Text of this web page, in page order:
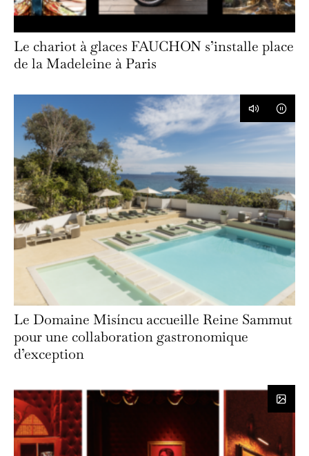
Le chariot à glaces FAUCHON s’installe place
de la Madeleine à Paris
Le Domaine Misíncu accueille Reine Sammut
pour une collaboration gastronomique
d’exception